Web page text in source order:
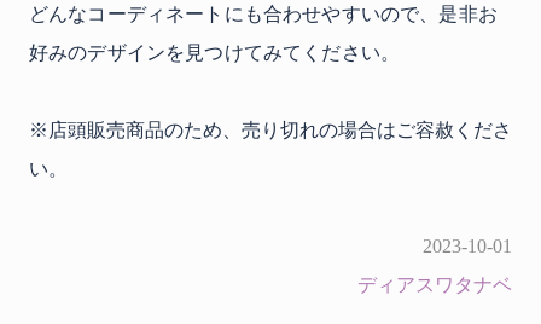
どんなコーディネートにも合わせやすいので、是非お
好みのデザインを見つけてみてください。
※店頭販売商品のため、売り切れの場合はご容赦くださ
い。
2023-10-01
ディアスワタナベ